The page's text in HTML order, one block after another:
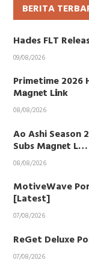
BERITA
Hades FLT
09/08/2026
Primetime 2026
M𝐚gn𝐞t L𝐢nk
08/08/2026
Ao Ashi Season
Subs M𝐚gn𝐞t L…
08/08/2026
MotiveWave
[Latest]
07/08/2026
ReGet Deluxe
07/08/2026